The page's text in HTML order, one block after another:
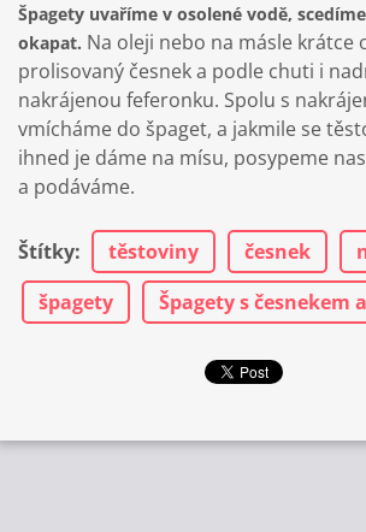
Špagety uvaříme v osolené vodě,
okapat. Na oleji nebo na másle krátce
prolisovaný česnek a podle chuti i
nakrájenou feferonku. Spolu s
vmícháme do špaget, a jakmile se
ihned je dáme na mísu, posypeme
a podáváme.
Štítky: těstoviny česnek
špagety
Špagety s česnekem